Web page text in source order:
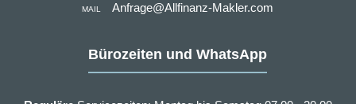
MAIL Anfrage@Allfinanz-Makler.com
Bürozeiten und WhatsApp